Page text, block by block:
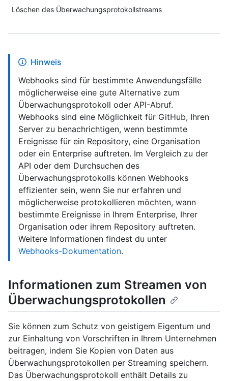
Löschen des Überwachungsprotokollstreams
Hinweis
Webhooks sind für bestimmte Anwendungsfälle
möglicherweise eine gute Alternative zum
Überwachungsprotokoll oder API-Abruf.
Webhooks sind eine Möglichkeit für GitHub, Ihren
Server zu benachrichtigen, wenn bestimmte
Ereignisse für ein Repository, eine Organisation
oder ein Enterprise auftreten. Im Vergleich zu der
API oder dem Durchsuchen des
Überwachungsprotokolls können Webhooks
effizienter sein, wenn Sie nur erfahren und
möglicherweise protokollieren möchten, wann
bestimmte Ereignisse in Ihrem Enterprise, Ihrer
Organisation oder ihrem Repository auftreten.
Weitere Informationen findest du unter
Webhooks-Dokumentation.
Informationen zum Streamen von
Überwachungsprotokollen
Sie können zum Schutz von geistigem Eigentum und
zur Einhaltung von Vorschriften in Ihrem Unternehmen
beitragen, indem Sie Kopien von Daten aus
Überwachungsprotokollen per Streaming speichern.
Das Überwachungsprotokoll enthält Details zu